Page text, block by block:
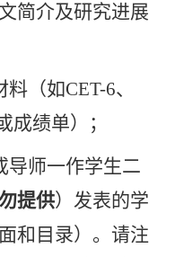
简介及研究进展
料（如CET-6、
成绩单）
；
导师一作学生二
提供） 发表的学
和目录）。请注